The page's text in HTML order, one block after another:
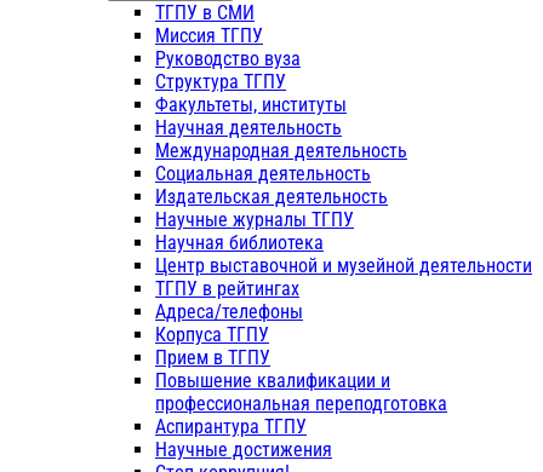
ТГПУ в СМИ
Миссия ТГПУ
Руководство вуза
Структура ТГПУ
Факультеты, институты
Научная деятельность
Международная деятельность
Социальная деятельность
Издательская деятельность
Научные журналы ТГПУ
Научная библиотека
Центр выставочной и музейной деятельности
ТГПУ в рейтингах
Адреса/телефоны
Корпуса ТГПУ
Прием в ТГПУ
Повышение квалификации и
профессиональная переподготовка
Аспирантура ТГПУ
Научные достижения